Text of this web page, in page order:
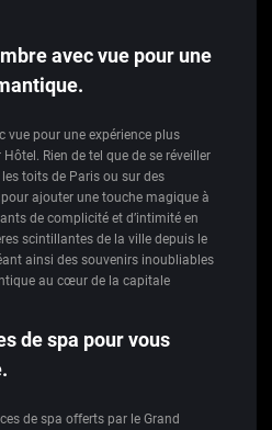
avec vue pour une
vue pour une expérience plus
Rien de tel que de se réveiller
toits de Paris ou sur des
ajouter une touche magique à
de complicité et d’intimité en
scintillantes de la ville depuis le
ainsi des souvenirs inoubliables
au cœur de la capitale
de spa pour vous
de spa offerts par le Grand